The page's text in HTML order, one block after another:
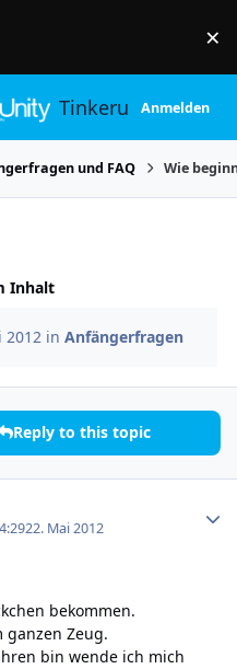
×
TinkerunityAnmelden
und FAQ Wie
Inhalt
2012 inAnfängerfragen
Reply to this topic
22. Mai 2012
bekommen.
ganzen Zeug.
bin wende ich mich